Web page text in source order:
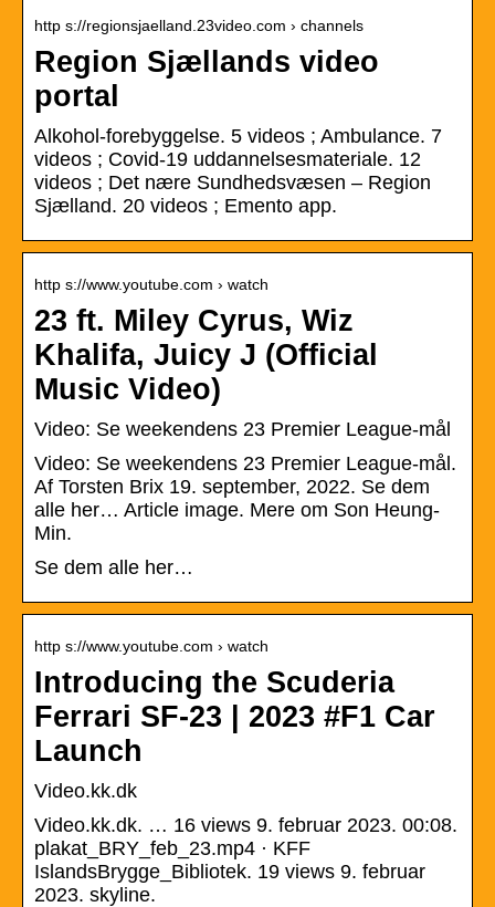
http s://regionsjaelland.23video.com › channels
Region Sjællands video
portal
Alkohol-forebyggelse. 5 videos ; Ambulance. 7
videos ; Covid-19 uddannelsesmateriale. 12
videos ; Det nære Sundhedsvæsen – Region
Sjælland. 20 videos ; Emento app.
http s://www.youtube.com › watch
23 ft. Miley Cyrus, Wiz
Khalifa, Juicy J (Official
Music Video)
Video: Se weekendens 23 Premier League-mål
Video: Se weekendens 23 Premier League-mål.
Af Torsten Brix 19. september, 2022. Se dem
alle her… Article image. Mere om Son Heung-
Min.
Se dem alle her…
http s://www.youtube.com › watch
Introducing the Scuderia
Ferrari SF-23 | 2023 #F1 Car
Launch
Video.kk.dk
Video.kk.dk. … 16 views 9. februar 2023. 00:08.
plakat_BRY_feb_23.mp4 · KFF
IslandsBrygge_Bibliotek. 19 views 9. februar
2023. skyline.